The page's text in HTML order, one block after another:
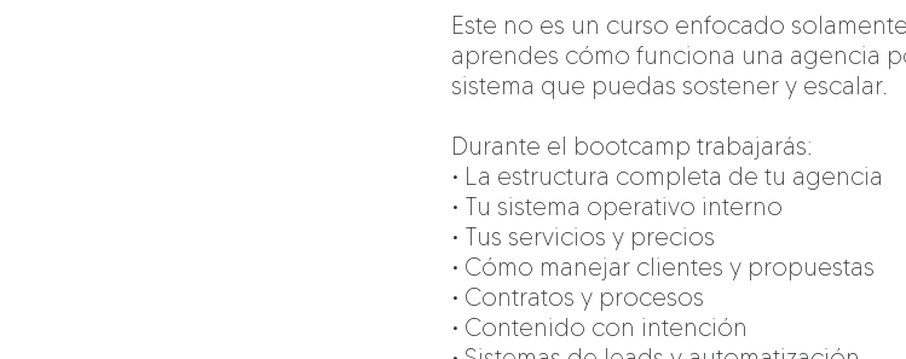
Este no es un curso enfocado
aprendes cómo funciona una agencia
sistema que puedas sostener y escalar.
Durante el bootcamp trabajarás:
• La estructura completa de tu agencia
• Tu sistema operativo interno
• Tus servicios y precios
• Cómo manejar clientes y propuestas
• Contratos y procesos
• Contenido con intención